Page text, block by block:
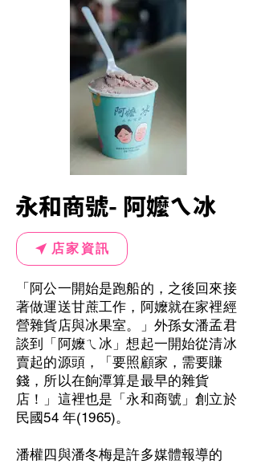
永和商號- 阿嬤ㄟ冰
店家資訊
「阿公一開始是跑船的，之後回來接
著做運送甘蔗工作，阿嬤就在家裡經
營雜貨店與冰果室。」外孫女潘孟君
談到「阿嬤ㄟ冰」想起一開始從清冰
賣起的源頭，「要照顧家，需要賺
錢，所以在餉潭算是最早的雜貨
店！」這裡也是「永和商號」創立於
民國54 年(1965)。
潘權四與潘冬梅是許多媒體報導的